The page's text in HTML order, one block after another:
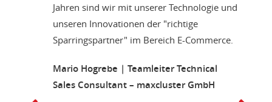
Jahren sind wir mit unserer Technologie und
unseren Innovationen der "richtige
Sparringspartner" im Bereich E-Commerce.
Mario Hogrebe | Teamleiter Technical
Sales Consultant – maxcluster GmbH